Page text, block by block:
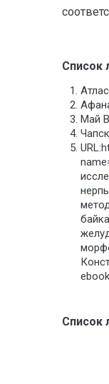
Список
Май
Список